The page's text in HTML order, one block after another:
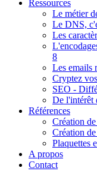
Ressources
Le métier
Le DNS,
Les
8
Les emails
Cryptez
SEO -
De l'intérêt
Références
Création
Création
Plaquettes
A propos
Contact